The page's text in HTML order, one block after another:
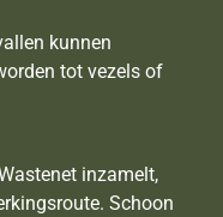
kunnen
tot vezels of
inzamelt,
Schoon